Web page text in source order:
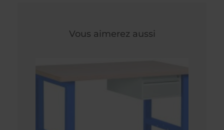
Vous aimerez aussi